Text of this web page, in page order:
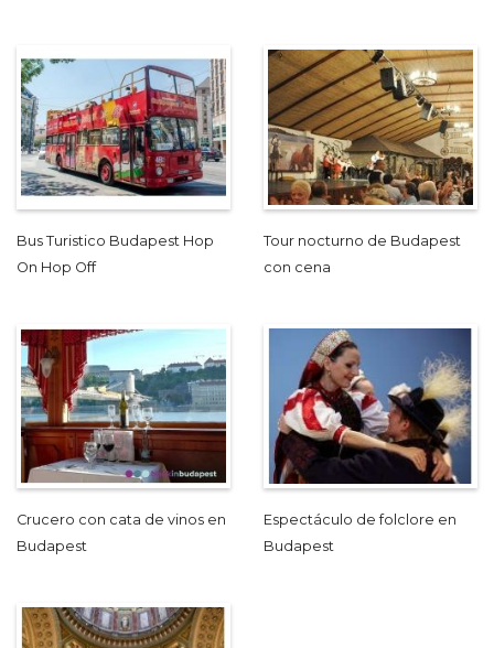
Bus Turistico Budapest Hop
On Hop Off
Tour nocturno de Budapest
con cena
Crucero con cata de vinos en
Budapest
Espectáculo de folclore en
Budapest